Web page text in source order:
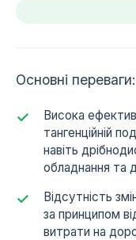
Основні переваги:
Висока
тангенційній
навіть
обладнання та
Відсутність
за принципом
витрати на